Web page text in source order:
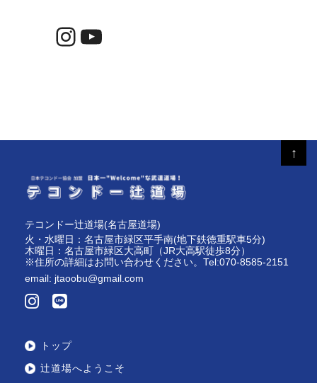
Instagram
YouTube
テコンドー辻道場(名古屋道場)
火・水曜日：名古屋市緑区平手南(地下鉄徳重駅車5分)
木曜日：名古屋市緑区大高町（JR大高駅徒歩8分）
※住所の詳細はお問い合わせください。Tel:070-8585-2151
email: jtaoobu@gmail.com
トップ
辻道場へようこそ
↑